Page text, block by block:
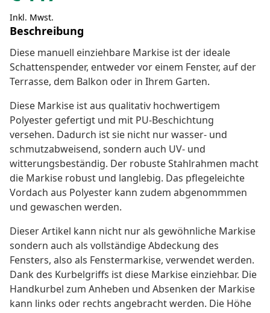
Inkl. Mwst.
Beschreibung
Diese manuell einziehbare Markise ist der ideale
Schattenspender, entweder vor einem Fenster, auf der
Terrasse, dem Balkon oder in Ihrem Garten.
Diese Markise ist aus qualitativ hochwertigem
Polyester gefertigt und mit PU-Beschichtung
versehen. Dadurch ist sie nicht nur wasser- und
schmutzabweisend, sondern auch UV- und
witterungsbeständig. Der robuste Stahlrahmen macht
die Markise robust und langlebig. Das pflegeleichte
Vordach aus Polyester kann zudem abgenommmen
und gewaschen werden.
Dieser Artikel kann nicht nur als gewöhnliche Markise
sondern auch als vollständige Abdeckung des
Fensters, also als Fenstermarkise, verwendet werden.
Dank des Kurbelgriffs ist diese Markise einziehbar. Die
Handkurbel zum Anheben und Absenken der Markise
kann links oder rechts angebracht werden. Die Höhe